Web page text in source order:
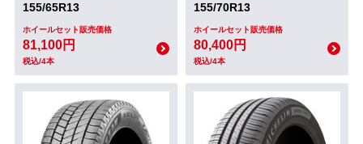
155/65R13
ホイールセット販売価格
81,100円
税込/4本
155/70R13
ホイールセット販売価格
80,400円
税込/4本